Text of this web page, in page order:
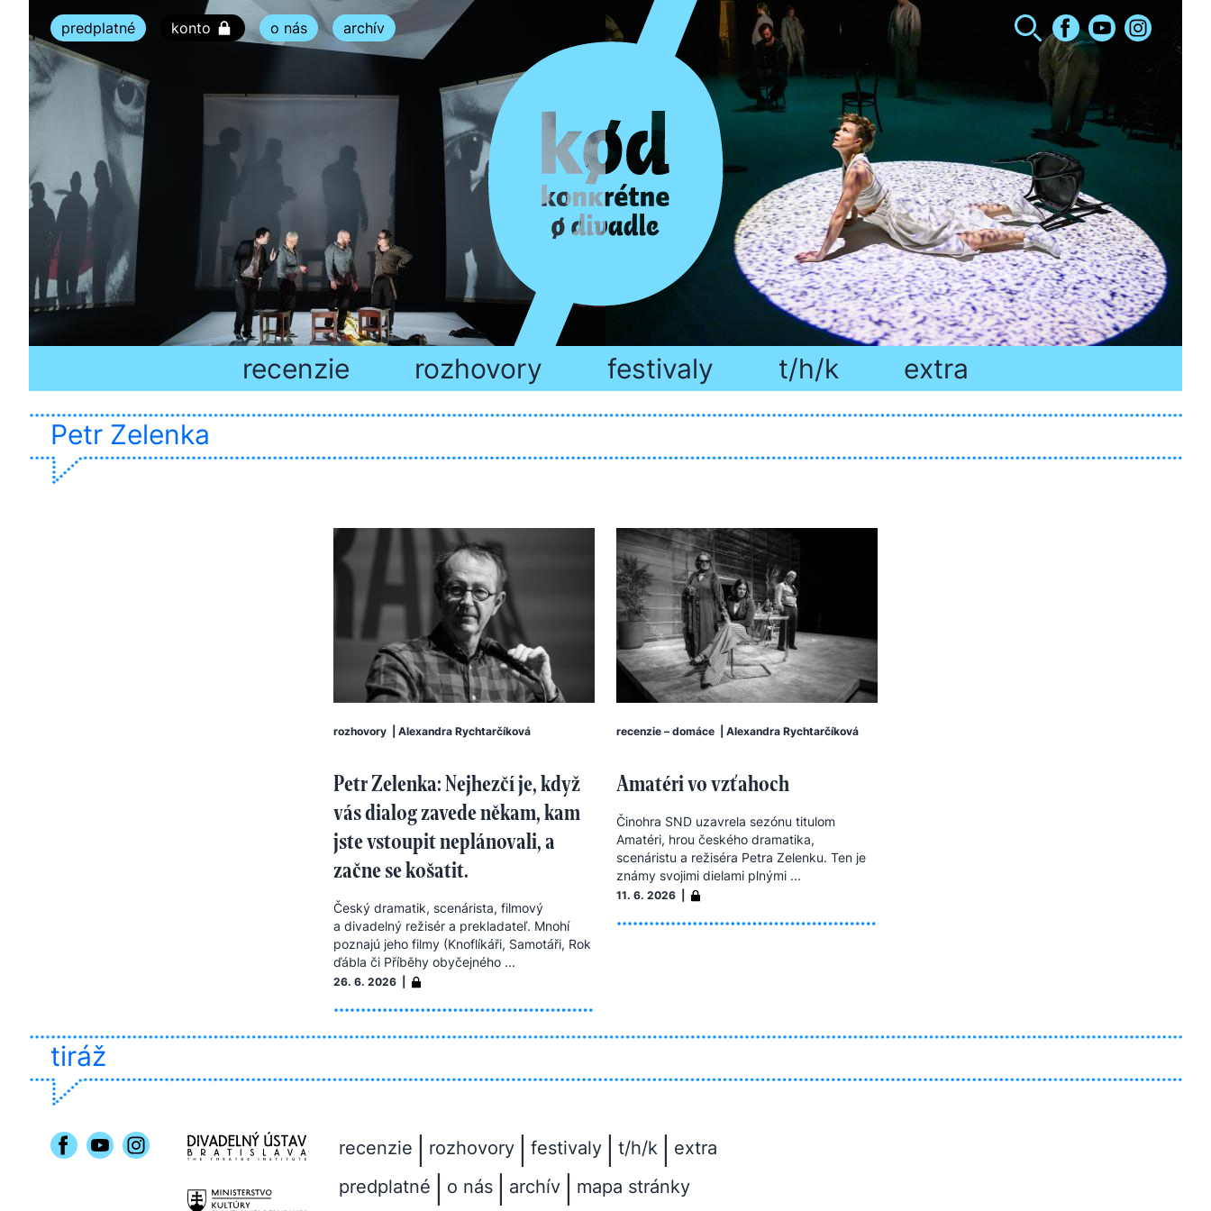
predplatné konto o nás archív
recenzie rozhovory festivaly t/h/k extra
Petr Zelenka
rozhovory Alexandra Rychtarčíková
Petr Zelenka: Nejhezčí je, když
vás dialog zavede někam, kam
jste vstoupit neplánovali, a
začne se košatit.
Český dramatik, scenárista, filmový
a divadelný režisér a prekladateľ. Mnohí
poznajú jeho filmy (Knoflíkáři, Samotáři, Rok
ďábla či Příběhy obyčejného ...
26. 6. 2026 |
recenzie – domáce Alexandra Rychtarčíková
Amatéri vo vzťahoch
Činohra SND uzavrela sezónu titulom
Amatéri, hrou českého dramatika,
scenáristu a režiséra Petra Zelenku. Ten je
známy svojimi dielami plnými ...
11. 6. 2026 |
tiráž
recenzie rozhovory festivaly t/h/k
extra
predplatné
o nás archív mapa stránky